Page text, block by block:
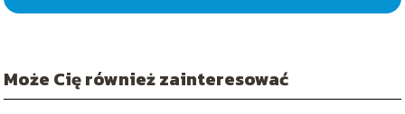
Może Cię również zainteresować